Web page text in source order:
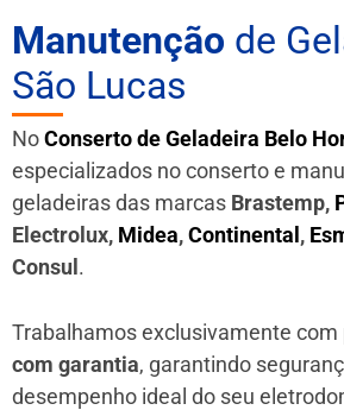
Manutenção de
São Lucas
NoConserto de Geladeira Belo
especializados no conserto e
geladeiras das marcas Brastemp,
Electrolux, Midea,Continental,
Consul.
Trabalhamos exclusivamente com
com garantia, garantindo
desempenho ideal do seu